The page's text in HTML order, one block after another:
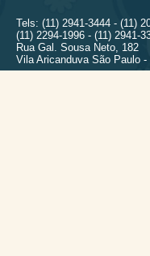
Tels: (11) 2941-3444 - (11)
(11) 2294-1996 - (11) 2941-
Rua Gal. Sousa Neto, 182
Vila Aricanduva São Paulo -